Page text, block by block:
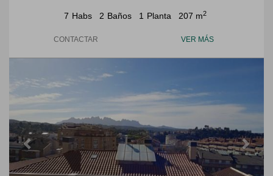
7 Habs 2 Baños 1 Planta 207 m2
CONTACTAR VER MÁS